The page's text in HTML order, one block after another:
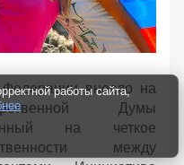
Федерации внесло на
Думы
на четкое
между
работы сайта,